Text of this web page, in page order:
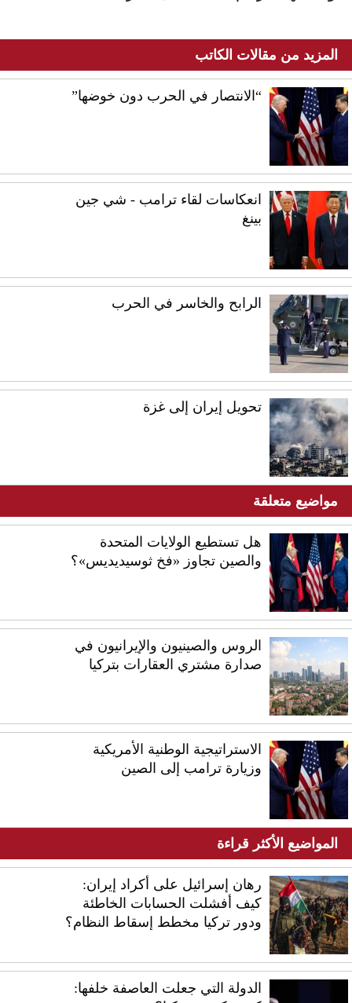
المزيد من مقالات الكاتب
“الانتصار في الحرب دون خوضها”
انعكاسات لقاء ترامب - شي جين
بينغ
الرابح والخاسر في الحرب
تحويل إيران إلى غزة
مواضيع متعلقة
هل تستطيع الولايات المتحدة
والصين تجاوز «فخ ثوسيديديس»؟
الروس والصينيون والإيرانيون في
صدارة مشتري العقارات بتركيا
الاستراتيجية الوطنية الأمريكية
وزيارة ترامب إلى الصين
المواضيع الأكثر قراءة
رهان إسرائيل على أكراد إيران:
كيف أفشلت الحسابات الخاطئة
ودور تركيا مخطط إسقاط النظام؟
الدولة التي جعلت العاصفة خلفها: